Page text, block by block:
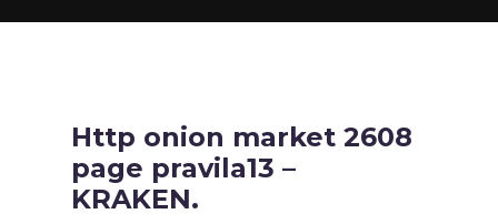
Http onion market 2608
page pravila13 –
KRAKEN.